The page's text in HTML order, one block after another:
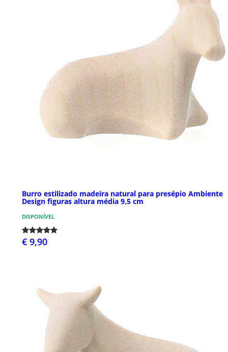
Burro estilizado madeira natural para presépio Ambiente
Design figuras altura média 9,5 cm
DISPONÍVEL
€ 9,90